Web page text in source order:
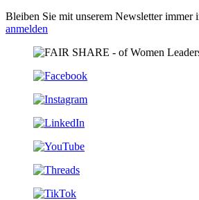
Bleiben Sie mit unserem Newsletter immer
anmelden